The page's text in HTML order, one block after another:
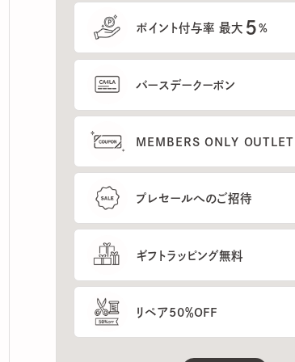
ポイント付与率 最大 %
バースデークーポン
MEMBERS ONLY OUTLETのご
プレセールへのご招待
ギフトラッピング無料
リペア50％OFF